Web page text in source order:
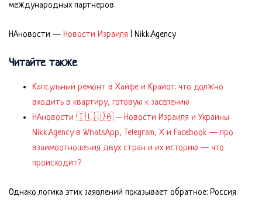
международных партнеров.
НАновости — Новости Израиля | Nikk.Agency
Читайте также
Капсульный ремонт в Хайфе и Крайот: что должно
входить в квартиру, готовую к заселению
НАновости 🇮🇱🇺🇦 – Новости Израиля и Украины
Nikk.Agency в WhatsApp, Telegram, X и Facebook — про
взаимоотношения двух стран и их историю — что
происходит?
Однако логика этих заявлений показывает обратное: Россия